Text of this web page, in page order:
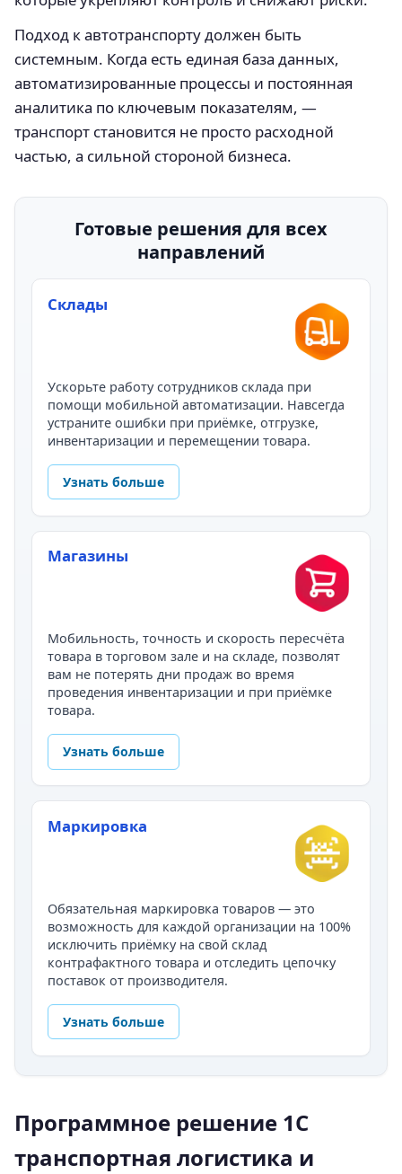
Подход к автотранспорту должен быть
системным. Когда есть единая база данных,
автоматизированные процессы и постоянная
аналитика по ключевым показателям, —
транспорт становится не просто расходной
частью, а сильной стороной бизнеса.
Готовые решения для всех
направлений
Склады
Ускорьте работу сотрудников склада при
помощи мобильной автоматизации. Навсегда
устраните ошибки при приёмке, отгрузке,
инвентаризации и перемещении товара.
Узнать больше
Магазины
Мобильность, точность и скорость пересчёта
товара в торговом зале и на складе, позволят
вам не потерять дни продаж во время
проведения инвентаризации и при приёмке
товара.
Узнать больше
Маркировка
Обязательная маркировка товаров — это
возможность для каждой организации на 100%
исключить приёмку на свой склад
контрафактного товара и отследить цепочку
поставок от производителя.
Узнать больше
Программное решение 1С
транспортная логистика и